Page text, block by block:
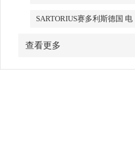
SARTORIUS赛多利斯德国 电
查看更多